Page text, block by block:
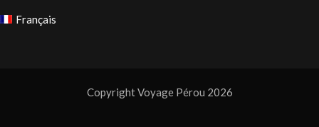
Français
Copyright Voyage Pérou 2026